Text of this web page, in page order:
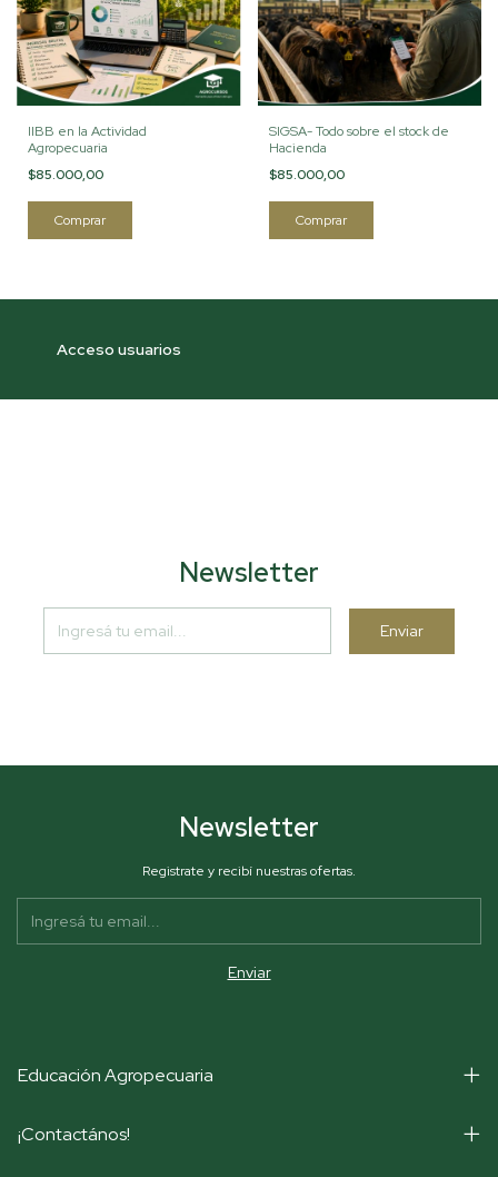
IIBB en la Actividad
Agropecuaria
$85.000,00
SIGSA- Todo sobre el stock de
Hacienda
$85.000,00
Acceso usuarios
Newsletter
Newsletter
Registrate y recibí nuestras ofertas.
Educación Agropecuaria
¡Contactános!